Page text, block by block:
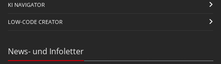
KI NAVIGATOR
LOW-CODE CREATOR
News- und Infoletter